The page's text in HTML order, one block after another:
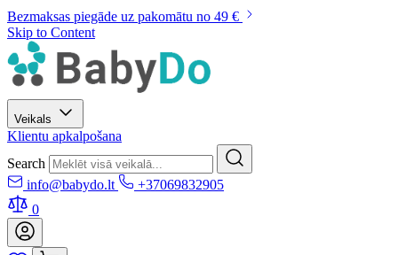
Bezmaksas piegāde uz pakomātu no 49 €
Skip to Content
Veikals
Klientu apkalpošana
Search
info@babydo.lt
+37069832905
0